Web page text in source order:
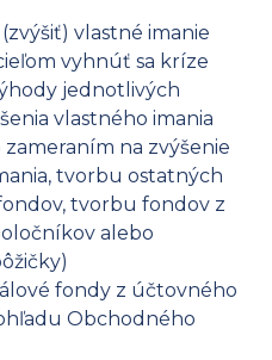
(zvýšiť) vlastné imanie
vyhnúť sa kríze
jednotlivých
vlastného imania
zameraním na zvýšenie
tvorbu ostatných
tvorbu fondov z
alebo
fondy z účtovného
Obchodného